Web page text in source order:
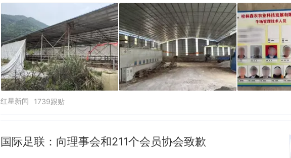
红星新闻 1739跟贴
国际足联：向理事会和211个会员协会致歉